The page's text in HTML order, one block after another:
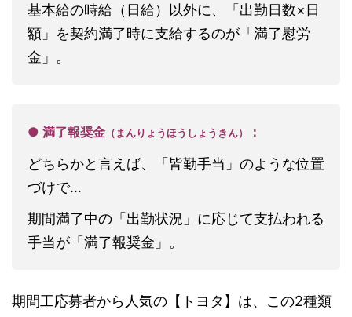
基本給の時給（日給）以外に、「出勤日数×日
額」を契約満了時に支給するのが「満了慰労
金」。
● 満了報奨金 （まんりょうほうしょうきん） ：
どちらかと言えば、「皆勤手当」のような位置
づけで…
期間満了中の「出勤状況」に応じて支払われる
手当が「満了報奨金」。
期間工応募者から人気の【トヨタ】は、この2種類